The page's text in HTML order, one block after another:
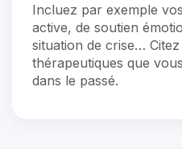
Incluez par exemple
active, de soutien
situation de crise… Citez
thérapeutiques que
dans le passé.